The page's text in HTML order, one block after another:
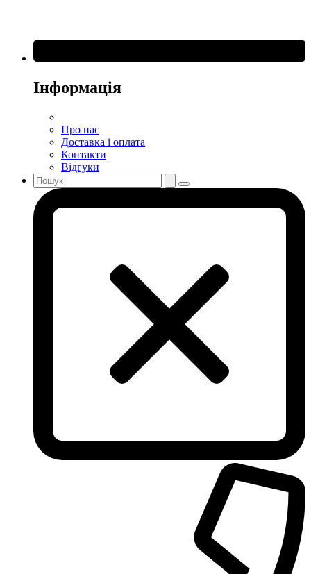
Інформація
Про нас
Доставка і оплата
Контакти
Відгуки